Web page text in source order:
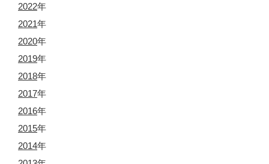
2022年
2021年
2020年
2019年
2018年
2017年
2016年
2015年
2014年